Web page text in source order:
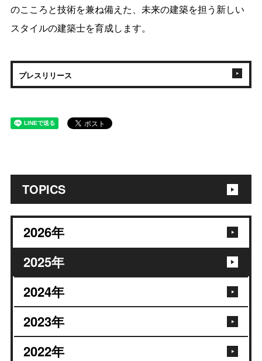
TOPICS
2026年
2025年
2024年
2023年
2022年
のこころと技術を兼ね備えた、未来の建築を担う新しい
スタイルの建築士を育成します。
プレスリリース